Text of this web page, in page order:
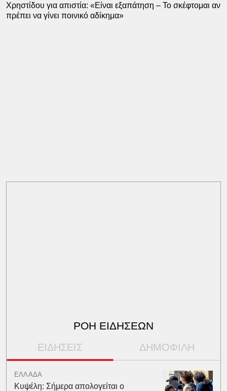
Χρηστίδου για απιστία: «Είναι εξαπάτηση – Το σκέφτομαι αν
πρέπει να γίνει ποινικό αδίκημα»
ΡΟΗ ΕΙΔΗΣΕΩΝ
ΕΙΔΗΣΕΙΣ ΔΗΜΟΦΙΛΗ
ΕΛΛΑΔΑ
Κυψέλη: Σήμερα απολογείται ο